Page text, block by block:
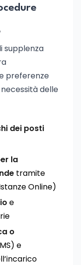
supplenza
preferenze
delle
dei posti
la
tramite
Online)
e
o
e